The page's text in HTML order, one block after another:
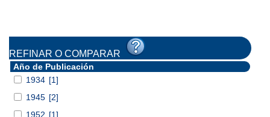
REFINAR O COMPARAR
Año de Publicación
1934 [1]
1945 [2]
1952 [1]